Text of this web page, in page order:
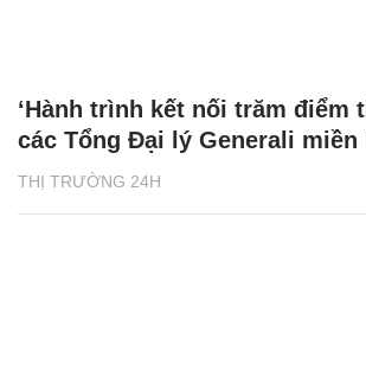
THỊ TRƯỜNG 24H
‘Hành trình kết nối trăm điểm
các Tổng Đại lý Generali miền